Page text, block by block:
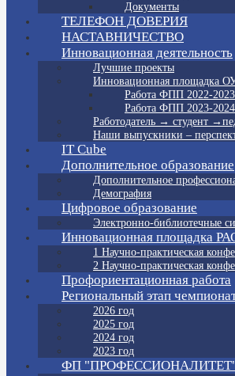
Документы
ТЕЛЕФОН ДОВЕРИЯ
НАСТАВНИЧЕСТВО
Инновационная деятельность
Лучшие проекты
Инновационная площадка
Работа ФПП 2022-2023
Работа ФПП 2023-2024
Работодатель → студент
Наши выпускники –
IT Cube
Дополнительное образование
Дополнительное
Демография
Цифровое образование
Электронно-библиотечные
Инновационная площадка
1 Научно-практическая
2 Научно-практическая
Профориентационная работа
Региональный этап
2026 год
2025 год
2024 год
2023 год
ФП